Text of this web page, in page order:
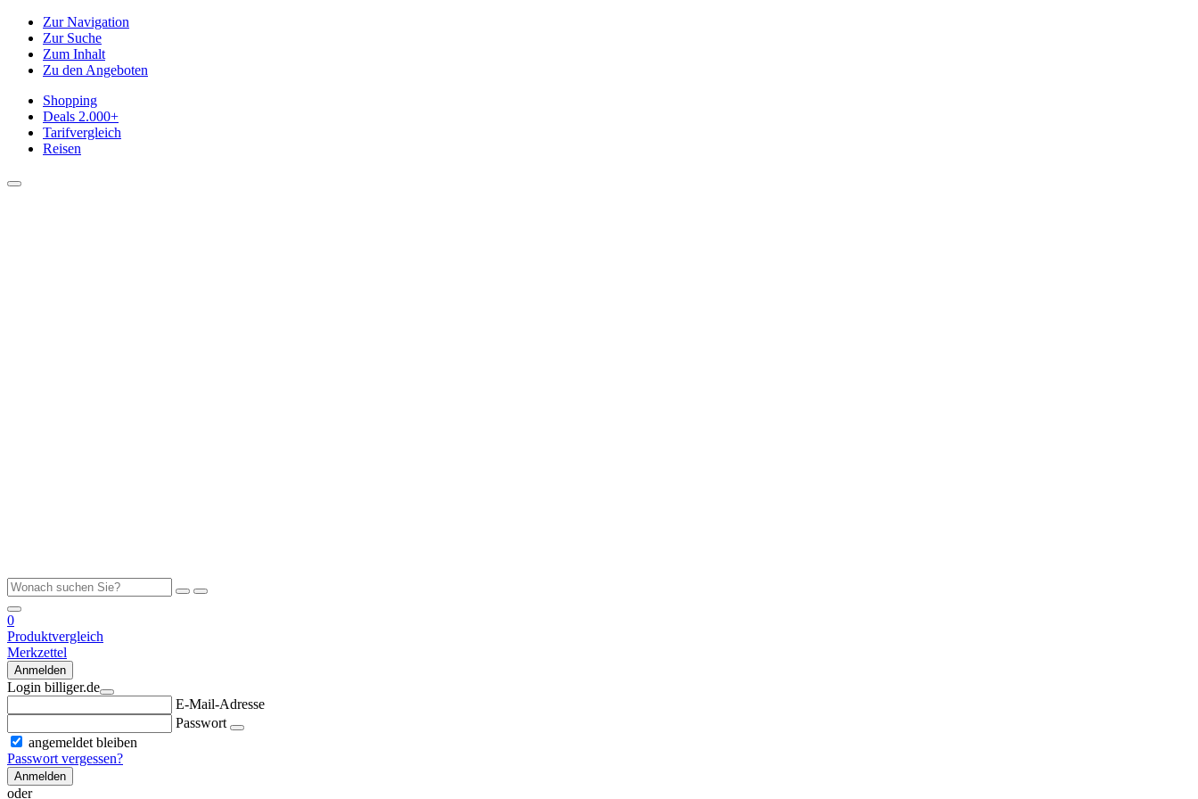
Zur Navigation
Zur Suche
Zum Inhalt
Zu den Angeboten
Shopping
Deals 2.000+
Tarifvergleich
Reisen
0
Produktvergleich
Merkzettel
Anmelden
Login billiger.de
E-Mail-Adresse
Passwort
angemeldet bleiben
Passwort vergessen?
Anmelden
oder